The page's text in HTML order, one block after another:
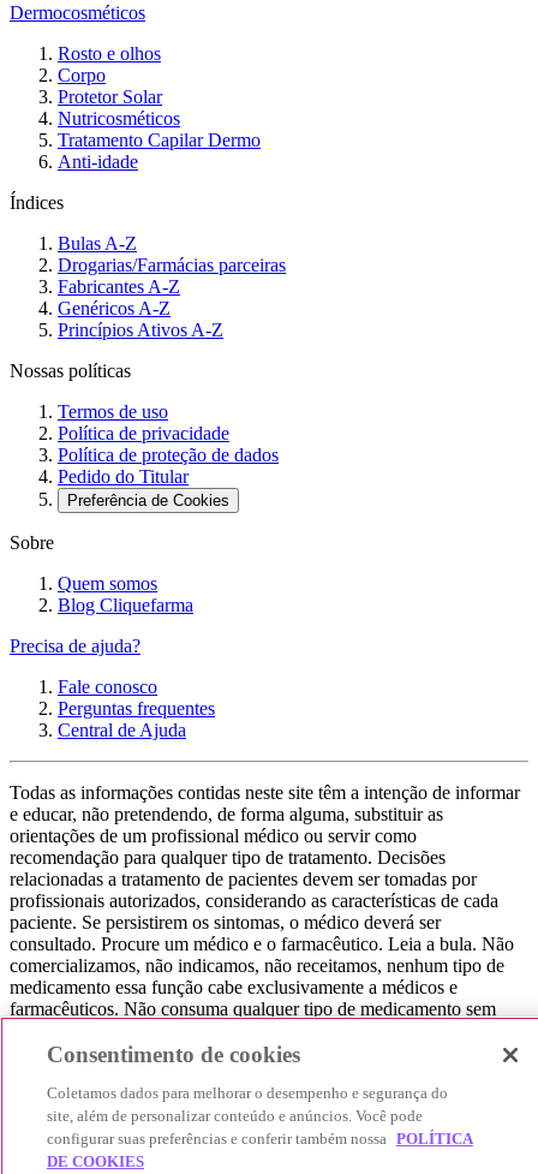
Dermocosméticos
Rosto e olhos
Corpo
Protetor Solar
Nutricosméticos
Tratamento Capilar Dermo
Anti-idade
Índices
Bulas A-Z
Drogarias/Farmácias parceiras
Fabricantes A-Z
Genéricos A-Z
Princípios Ativos A-Z
Nossas políticas
Termos de uso
Política de privacidade
Política de proteção de dados
Pedido do Titular
Preferência de Cookies
Sobre
Quem somos
Blog Cliquefarma
Precisa de ajuda?
Fale conosco
Perguntas frequentes
Central de Ajuda
Todas as informações contidas neste site têm a intenção de informar
e educar, não pretendendo, de forma alguma, substituir as
orientações de um profissional médico ou servir como
recomendação para qualquer tipo de tratamento. Decisões
relacionadas a tratamento de pacientes devem ser tomadas por
profissionais autorizados, considerando as características de cada
paciente. Se persistirem os sintomas, o médico deverá ser
consultado. Procure um médico e o farmacêutico. Leia a bula. Não
comercializamos, não indicamos, não receitamos, nenhum tipo de
medicamento essa função cabe exclusivamente a médicos e
farmacêuticos. Não consuma qualquer tipo de medicamento sem
não realizamos a venda de medicamentos, apenas contribuímos para
produtos farmacêuticos. Contribuímos e damos auxílio para que sua
experiência seja bem-sucedida, mas a finalização da compra
acontece nos sites das nossas lojas parceiras.
Consentimento de cookies
Coletamos dados para melhorar o desempenho e segurança do
site, além de personalizar conteúdo e anúncios. Você pode
configurar suas preferências e conferir também nossa POLÍTICA
DE COOKIES